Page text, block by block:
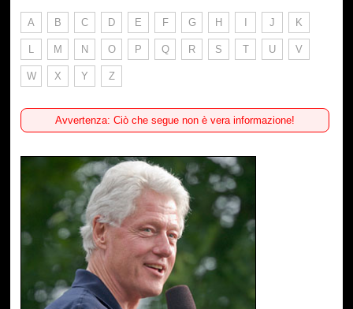
A B C D E F G H I J K
L M N O P Q R S T U V
W X Y Z
Avvertenza: Ciò che segue non è vera informazione!